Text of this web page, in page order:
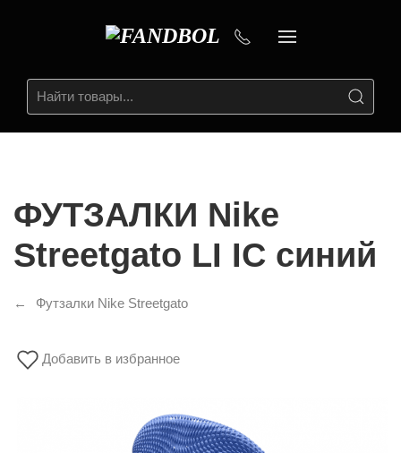
ФУТЗАЛКИ Nike
Streetgato LI IC синий
Футзалки Nike Streetgato
Добавить в избранное